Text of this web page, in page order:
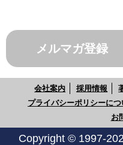
メルマガ登録
会社案内 採用情報
プライバシーポリシーにつ
お
Copyright © 1997-